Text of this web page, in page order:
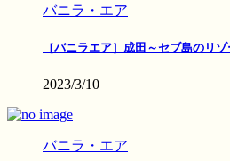
バニラ・エア
［バニラエア］成田～セブ島のリ
2023/3/10
バニラ・エア